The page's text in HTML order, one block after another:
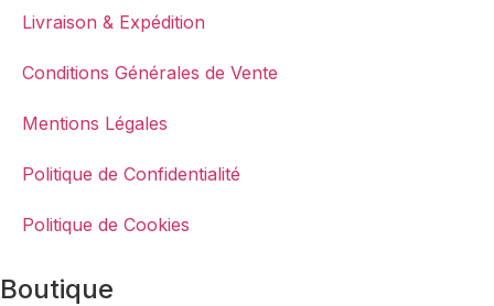
Livraison & Expédition
Conditions Générales de Vente
Mentions Légales
Politique de Confidentialité
Politique de Cookies
Boutique